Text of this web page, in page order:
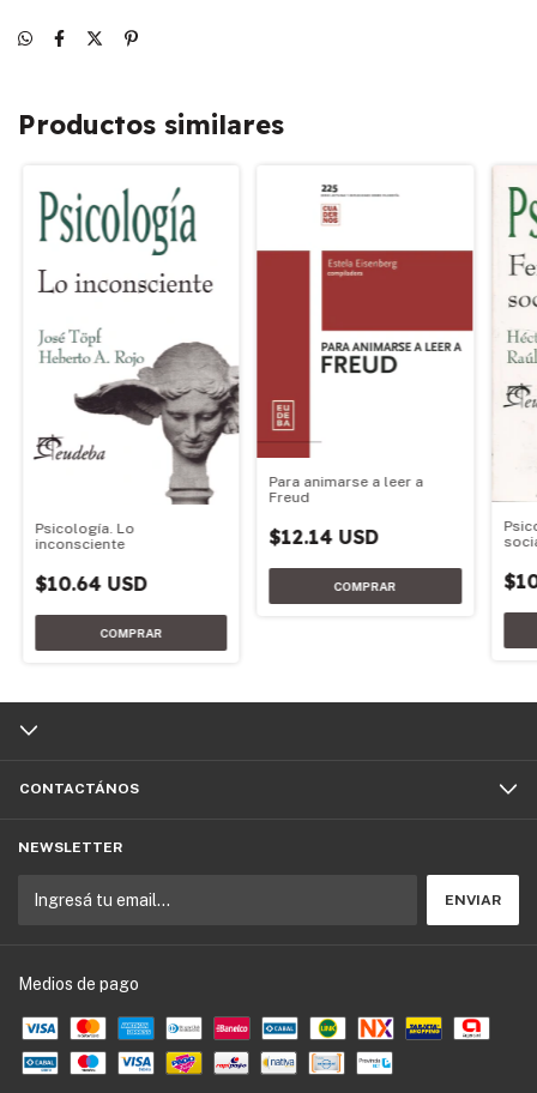
Productos similares
Psicología. Lo
inconsciente
$10.64 USD
Para animarse a leer a
Freud
$12.14 USD
CONTACTÁNOS
NEWSLETTER
Medios de pago